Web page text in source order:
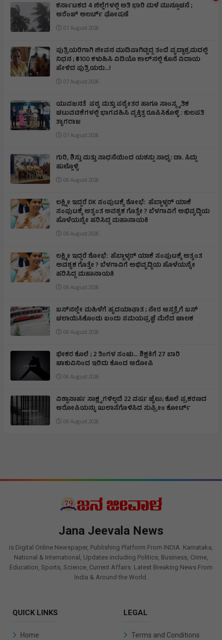
ಕರ್ನಾಟಕದ 4 ಜಿಲ್ಲೆಗಳಲ್ಲಿ ಅತಿ ಭಾರಿ ಮಳೆ ಮುನ್ಸೂಚನೆ ;
ಆರೆಂಜ್‌ ಅಲರ್ಟ್‌ ಘೋಷಣೆ
07 August 2026
ಪುತ್ರಿಯರಿಗಾಗಿ ಜೀವನ ಮುಡಿಪಾಗಿಟ್ಟಿದ್ದ ತಂದೆ ವೃದ್ಧಾಶ್ರಮದಲ್ಲಿ
ನಿಧನ ; ₹5100 ಕಳುಹಿಸಿ ವಿಡಿಯೊ ಕಾಲ್‌ನಲ್ಲಿ ಕೊನೆ ವಿದಾಯ
ಹೇಳಿದ ಪುತ್ರಿಯರು...!
07 August 2026
ಯುವಜನತೆ ಪಠ್ಯ ಮತ್ತು ಪಠ್ಯೇತರ ಹಾಗೂ ಸಾಂಸ್ಕೃತಿಕ
ಚಟುವಟಿಕೆಗಳಲ್ಲಿ ಭಾಗವಹಿಸಿ ವ್ಯಕ್ತಿತ್ವ ರೂಪಿಸಿಕೊಳ್ಳಿ : ಕುಲಪತಿ
ತ್ಯಾಗರಾಜ
07 August 2026
ಗುರಿ, ಶಿಸ್ತು ಮತ್ತು ಸಾಧನೆಯಿಂದ ಯಶಸ್ಸು ಸಾಧ್ಯ: ಡಾ. ಸಿದ್ದು
ಹುಲ್ಲೊಳ್ಳಿ
06 August 2026
ಲಕ್ಷ್ಮೀ ಇದ್ದರೆ DK ಸಂಪುಟಕ್ಕೆ ಶೋಭೆ: ಹೆಬ್ಬಾಳ್ಕರ್ ಯಾಕೆ
ಸಂಪುಟಕ್ಕೆ ಅತ್ಯಂತ ಅವಶ್ಯಕ ಗೊತ್ತೇ ? ಬೆಳಗಾವಿಗೆ ಅಭಿವೃದ್ಧಿಯ
ಹೊಳೆಯನ್ನೇ ಹರಿಸಿದ್ದ ಮಹಾನಾಯಕಿ
06 August 2026
ಲಕ್ಷ್ಮೀ ಇದ್ದರೆ ಶೋಭೆ: ಹೆಬ್ಬಾಳ್ಕರ್ ಯಾಕೆ ಸಂಪುಟಕ್ಕೆ ಅತ್ಯಂತ
ಅವಶ್ಯಕ ಗೊತ್ತೇ ? ಬೆಳಗಾವಿಗೆ ಅಭಿವೃದ್ಧಿಯ ಹೊಳೆಯನ್ನೇ
ಹರಿಸಿದ್ದ ಮಹಾನಾಯಕಿ
06 August 2026
ಬಸ್‌ನಲ್ಲೇ ಮಹಿಳೆಗೆ ಹೃದಯಾಘಾತ ; ನೇರ ಆಸ್ಪತ್ರೆಗೆ ಬಸ್‌
ಚಲಾಯಿಸಿಕೊಂಡು ಬಂದು ಸಮಯಪ್ರಜ್ಞೆ ಮೆರೆದ ಚಾಲಕ
06 August 2026
ಭೀಕರ ಕೊಲೆ ; 2 ತಿಂಗಳ ಸಂಚು… ಶಿಕ್ಷಕಿಗೆ 27 ಬಾರಿ
ಚಾಕುವಿನಿಂದ ಇರಿದು ಕೊಂದ ಆರೋಪಿ
06 August 2026
ವಿಶ್ವಾಸಾರ್ಹ ಸಾಕ್ಷ್ಯಗಳಿಲ್ಲದೆ 22 ವರ್ಷ ಜೈಲು; ಕೊಲೆ ಪ್ರಕರಣದ
ಆರೋಪಿಯನ್ನು ಖುಲಾಸೆಗೊಳಿಸಿದ ಸುಪ್ರೀಂ ಕೋರ್ಟ್
06 August 2026
Jana Jeevala News
is Digital Online Newspaper, Publishing Platform From INDIA. Karnataka,
National & International, Updates including Politics, Business, Crime,
Education, Sports, Science, Current Affairs. Latest Breaking News From
India & Around the World.
QUICK LINKS
Home
LEGAL
Terms and Conditions